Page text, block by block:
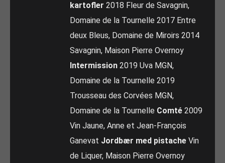
kartofler 2018 Fleur de Savagnin,
Domaine de la Tournelle 2017 Entre
deux Bleus, Domaine de Miroirs 2014
Savagnin, Maison Pierre Overnoy
Intermission 2019 Uva MGN,
Domaine de la Tournelle 2019
Trousseau des Corvées MGN,
Domaine de la Tournelle Comté 2009
Vin Jaune, Anne et Jean-François
Ganevat Jordbær med pistache Vin
de Liquer, Maison Pierre Overnoy